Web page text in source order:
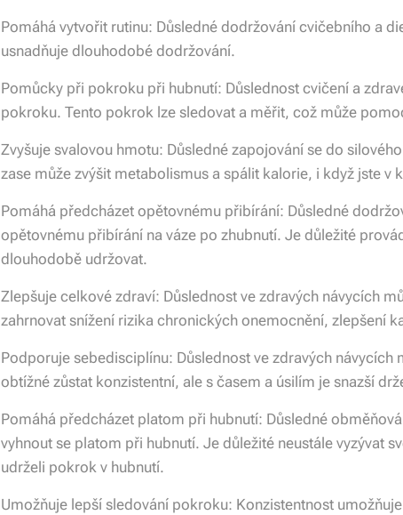
Pomáhá vytvořit rutinu: Důsledné dodržování cvičebního a
usnadňuje dlouhodobé dodržování.
Pomůcky při pokroku při hubnutí: Důslednost cvičení a
pokroku. Tento pokrok lze sledovat a měřit, což může
Zvyšuje svalovou hmotu: Důsledné zapojování se do
zase může zvýšit metabolismus a spálit kalorie, i když jste v
Pomáhá předcházet opětovnému přibírání: Důsledné
opětovnému přibírání na váze po zhubnutí. Je důležité
dlouhodobě udržovat.
Zlepšuje celkové zdraví: Důslednost ve zdravých návycích
zahrnovat snížení rizika chronických onemocnění, zlepšení
Podporuje sebedisciplínu: Důslednost ve zdravých
obtížné zůstat konzistentní, ale s časem a úsilím je snazší
Pomáhá předcházet platom při hubnutí: Důsledné
vyhnout se platom při hubnutí. Je důležité neustále vyzývat
udrželi pokrok v hubnutí.
Umožňuje lepší sledování pokroku: Konzistentnost